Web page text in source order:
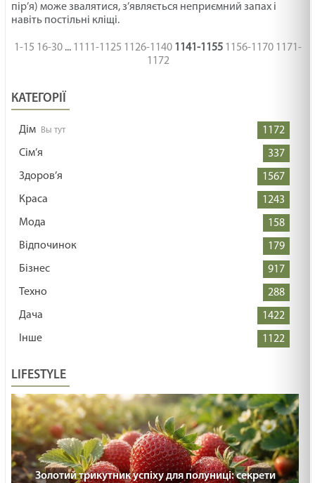
пір’я) може звалятися, з’являється неприємний запах і
навіть постільні кліщі.
1-15 16-30 ... 1111-1125 1126-1140 1141-1155 1156-1170 1171-
1172
КАТЕГОРІЇ
Дім
1172
Сім’я
337
Здоров’я
1567
Краса
1243
Мода
158
Відпочинок
179
Бізнес
917
Техно
288
Дача
1422
Інше
1122
LIFESTYLE
Золотий трикутник успіху для полуниці: секрети